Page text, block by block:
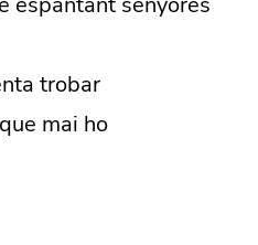
trobar
mai ho